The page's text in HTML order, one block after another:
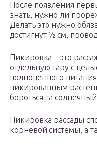
После появления
знать, нужно ли
Делать это нужно
достигнут ½ см,
Пикировка – это
отдельную тару с
полноценного
пикированным
бороться за
Пикировка рассады
корневой системы, а